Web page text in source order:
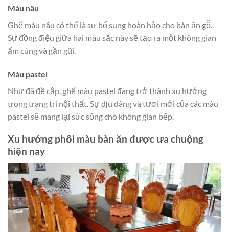
Màu nâu
Ghế màu nâu có thể là sự bổ sung hoàn hảo cho bàn ăn gỗ.
Sự đồng điệu giữa hai màu sắc này sẽ tạo ra một không gian
ấm cúng và gần gũi.
Màu pastel
Như đã đề cập, ghế màu pastel đang trở thành xu hướng
trong trang trí nội thất. Sự dịu dàng và tươi mới của các màu
pastel sẽ mang lại sức sống cho không gian bếp.
Xu hướng phối màu bàn ăn được ưa chuộng
hiện nay